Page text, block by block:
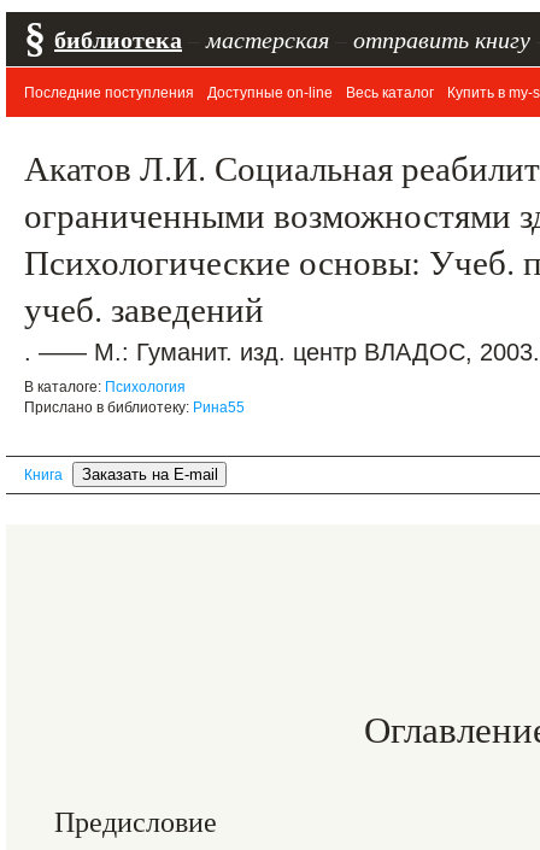
§ библиотека мастерская отправить книгу
Последние поступления Доступные on-line Весь каталог Купить в my-
Акатов Л.И. Социальная
ограниченными возможностями
Психологические основы: Учеб.
учеб. заведений
. —— М.: Гуманит. изд. центр ВЛАДОС,
В каталоге: Психология
Прислано в библиотеку: Рина55
Книга
Предисловие